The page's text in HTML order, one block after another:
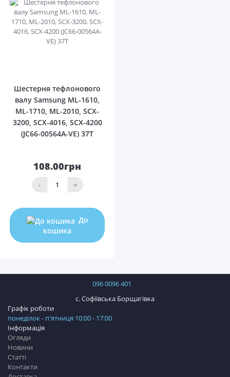
Шестерня тефлонового
валу Samsung ML-1610,
ML-1710, ML-2010, SCX-
3200, SCX-4016, SCX-4200
(JC66-00564A-VE) 37T
108.00грн
- +
До
кошика
096 0096 401
с. Софіївська Борщагівка
Інформація
Огляди
Новини
Статті
Контакти
Графік роботи
понеділок - п'ятниця 10:00 - 17:00